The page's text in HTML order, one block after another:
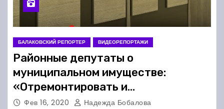
БАЛАКОВСКИЙ РЕПОРТЕР ВИДЕОРЕПОРТАЖИ
Районные депутаты о
муниципальном имуществе:
«Отремонтировать и
прорекламировать»
Фев 16, 2020 Надежда Бобалова